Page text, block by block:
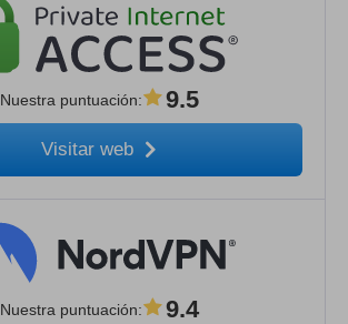
Nuestra puntuación: 9.5
Visitar web
Nuestra puntuación: 9.4